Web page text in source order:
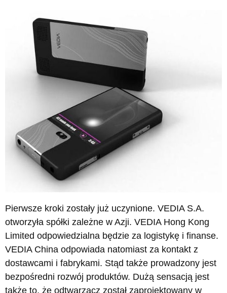
Pierwsze kroki zostały już uczynione. VEDIA S.A.
otworzyła spółki zależne w Azji. VEDIA Hong Kong
Limited odpowiedzialna będzie za logistykę i finanse.
VEDIA China odpowiada natomiast za kontakt z
dostawcami i fabrykami. Stąd także prowadzony jest
bezpośredni rozwój produktów. Dużą sensacją jest
także to, że odtwarzacz został zaprojektowany w